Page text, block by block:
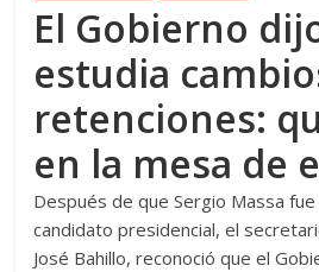
El Gobierno
estudia
retenciones:
en la mesa de
Después de que Sergio Massa
candidato presidencial, el
José Bahillo, reconoció que el